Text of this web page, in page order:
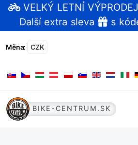
VELKÝ LETNÍ VÝPRODEJ
Další extra sleva
s
Měna: CZK
Zvolte jazyk
BIKE-CENTRUM.SK